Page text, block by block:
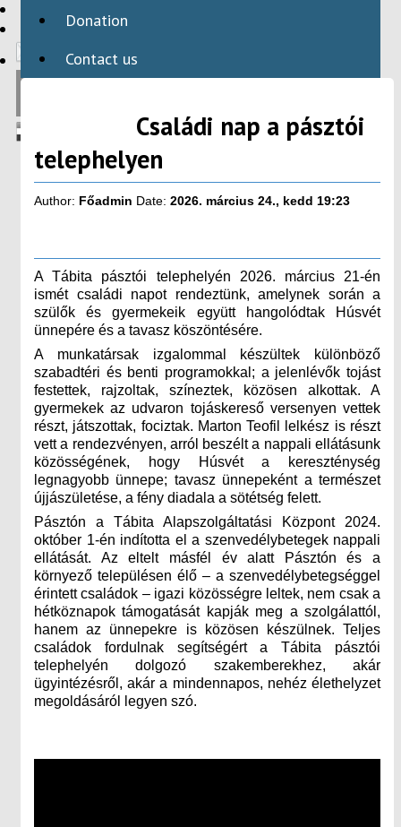
INTERNATIONAL PROGRAMS
Donation
Contact us
Családi nap a pásztói
telephelyen
Author: Főadmin Date: 2026. március 24., kedd 19:23
A Tábita pásztói telephelyén 2026. március 21-én
ismét családi napot rendeztünk, amelynek során a
szülők és gyermekeik együtt hangolódtak Húsvét
ünnepére és a tavasz köszöntésére.
A munkatársak izgalommal készültek különböző
szabadtéri és benti programokkal; a jelenlévők tojást
festettek, rajzoltak, színeztek, közösen alkottak. A
gyermekek az udvaron tojáskereső versenyen vettek
részt, játszottak, fociztak. Marton Teofil lelkész is részt
vett a rendezvényen, arról beszélt a nappali ellátásunk
közösségének, hogy Húsvét a kereszténység
legnagyobb ünnepe; tavasz ünnepeként a természet
újjászületése, a fény diadala a sötétség felett.
Pásztón a Tábita Alapszolgáltatási Központ 2024.
október 1-én indította el a szenvedélybetegek nappali
ellátását. Az eltelt másfél év alatt Pásztón és a
környező településen élő – a szenvedélybetegséggel
érintett családok – igazi közösségre leltek, nem csak a
hétköznapok támogatását kapják meg a szolgálattól,
hanem az ünnepekre is közösen készülnek. Teljes
családok fordulnak segítségért a Tábita pásztói
telephelyén dolgozó szakemberekhez, akár
ügyintézésről, akár a mindennapos, nehéz élethelyzet
megoldásáról legyen szó.